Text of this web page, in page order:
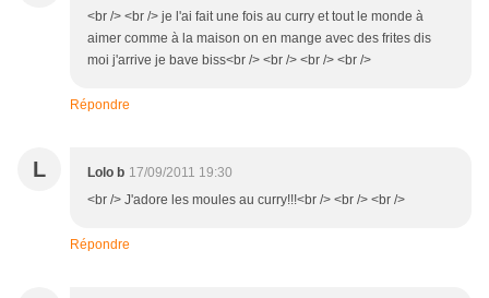
<br /> <br /> je l'ai fait une fois au curry et tout le monde à
aimer comme à la maison on en mange avec des frites dis
moi j'arrive je bave biss<br /> <br /> <br /> <br />
Répondre
L Lolo b 17/09/2011 19:30
<br /> J'adore les moules au curry!!!<br /> <br /> <br />
Répondre